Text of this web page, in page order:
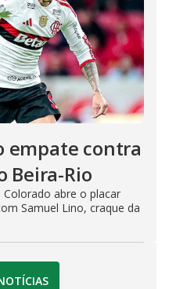
empate contra
Beira-Rio
Colorado abre o placar
Samuel Lino, craque da